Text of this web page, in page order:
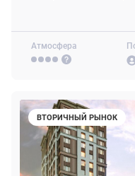
Атмосфера
ВТОРИЧНЫЙ РЫНОК